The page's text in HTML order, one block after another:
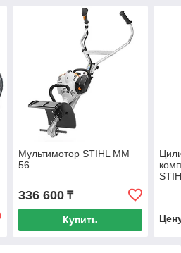
Мультимотор STIHL MM
56
336 600₸
Купить